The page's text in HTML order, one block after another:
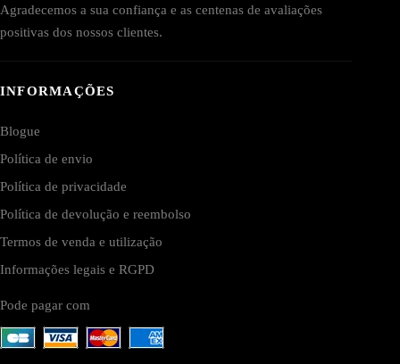
Agradecemos a sua confiança e as centenas de avaliações
positivas dos nossos clientes.
INFORMAÇÕES
Blogue
Política de envio
Política de privacidade
Política de devolução e reembolso
Termos de venda e utilização
Informações legais e RGPD
Pode pagar com